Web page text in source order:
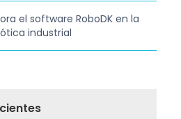
el software RoboDK en la
industrial